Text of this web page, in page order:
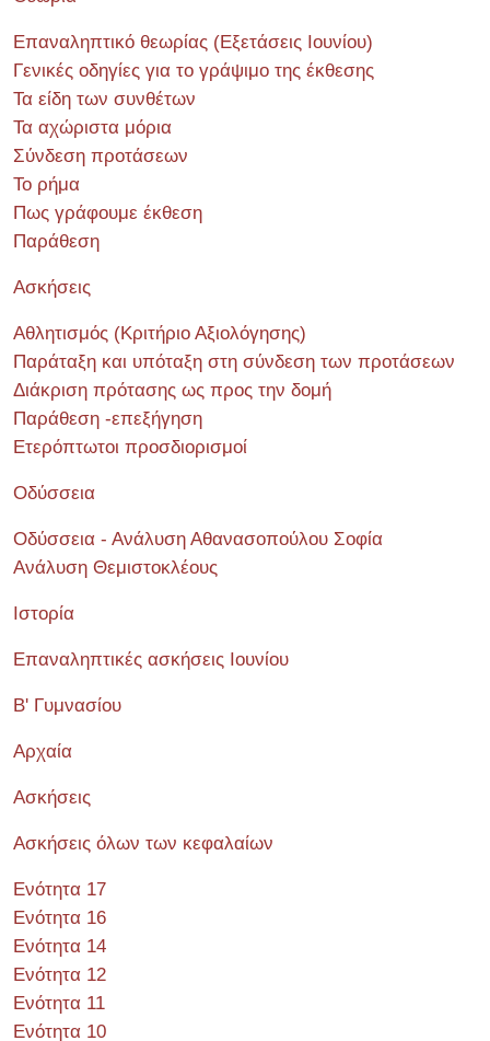
Επαναληπτικό θεωρίας (Εξετάσεις Ιουνίου)
Γενικές οδηγίες για το γράψιμο της έκθεσης
Τα είδη των συνθέτων
Τα αχώριστα μόρια
Σύνδεση προτάσεων
Το ρήμα
Πως γράφουμε έκθεση
Παράθεση
Ασκήσεις
Αθλητισμός (Κριτήριο Αξιολόγησης)
Παράταξη και υπόταξη στη σύνδεση των προτάσεων
Διάκριση πρότασης ως προς την δομή
Παράθεση -επεξήγηση
Ετερόπτωτοι προσδιορισμοί
Οδύσσεια
Οδύσσεια - Ανάλυση Αθανασοπούλου Σοφία
Ανάλυση Θεμιστοκλέους
Ιστορία
Επαναληπτικές ασκήσεις Ιουνίου
Β' Γυμνασίου
Αρχαία
Ασκήσεις
Ασκήσεις όλων των κεφαλαίων
Ενότητα 17
Ενότητα 16
Ενότητα 14
Ενότητα 12
Ενότητα 11
Ενότητα 10